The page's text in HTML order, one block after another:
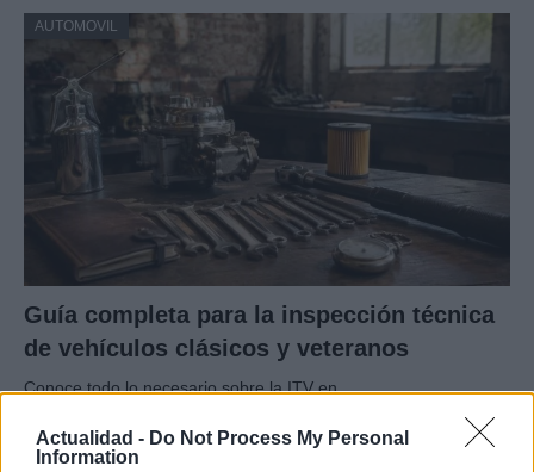
Actualidad - Do Not Process My Personal
Information
AUTOMOVIL
Guía completa para la inspección técnica
de vehículos clásicos y veteranos
Conoce todo lo necesario sobre la ITV en…
AUTOMOVIL